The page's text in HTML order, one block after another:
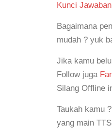
Kunci
Bagaimana
mudah ? yuk
Jika kamu
Follow juga
Silang Offline
Taukah kamu
yang main